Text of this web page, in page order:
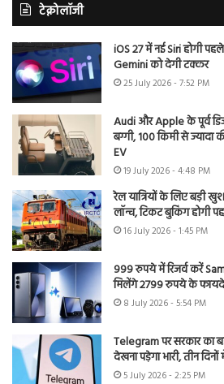
टेक्नोलॉजी
iOS 27 में नई Siri होगी
Gemini को देगी टक्कर
25 July 2026 - 7:52 PM
Audi और Apple के पूर्व
बग्गी, 100 किमी से
EV
19 July 2026 - 4:48 PM
रेल यात्रियों के लिए बड़ी
लॉन्च, टिकट बुकिंग होगी
16 July 2026 - 1:45 PM
999 रुपये में रिजर्व करें
मिलेंगे 2799 रुपये के फायदे
8 July 2026 - 5:54 PM
Telegram पर सरकार का
देखना पड़ेगा भारी, तीन
5 July 2026 - 2:25 PM